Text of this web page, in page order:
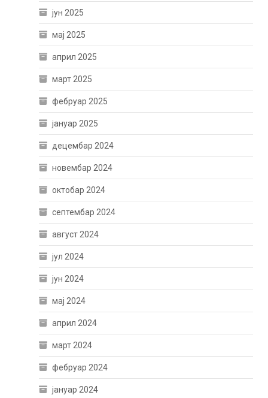
јун 2025
мај 2025
април 2025
март 2025
фебруар 2025
јануар 2025
децембар 2024
новембар 2024
октобар 2024
септембар 2024
август 2024
јул 2024
јун 2024
мај 2024
април 2024
март 2024
фебруар 2024
јануар 2024